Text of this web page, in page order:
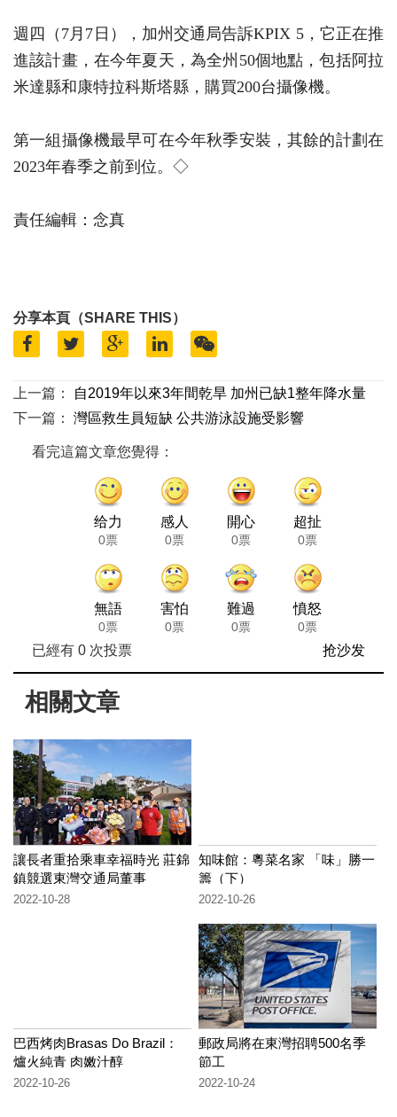
週四（7月7日），加州交通局告訴KPIX 5，它正在推
進該計畫，在今年夏天，為全州50個地點，包括阿拉
米達縣和康特拉科斯塔縣，購買200台攝像機。
第一組攝像機最早可在今年秋季安裝，其餘的計劃在
2023年春季之前到位。◇
責任編輯：念真
分享本頁（SHARE THIS）
上一篇：
自2019年以來3年間乾旱 加州已缺1整年降水量
下一篇：
灣區救生員短缺 公共游泳設施受影響
看完這篇文章您覺得：
给力
0票
感人
0票
開心
0票
超扯
0票
無語
0票
害怕
0票
難過
0票
憤怒
0票
已經有 0次投票 抢沙发
相關文章
讓長者重拾乘車幸福時光 莊錦
鎮競選東灣交通局董事
2022-10-28
知味館：粵菜名家 「味」勝一
籌（下）
2022-10-26
巴西烤肉Brasas Do Brazil：
爐火純青 肉嫩汁醇
2022-10-26
郵政局將在東灣招聘500名季
節工
2022-10-24